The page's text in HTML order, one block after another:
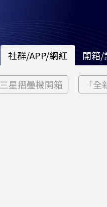
社群/APP/網紅 開箱/
三星摺疊機開箱 「